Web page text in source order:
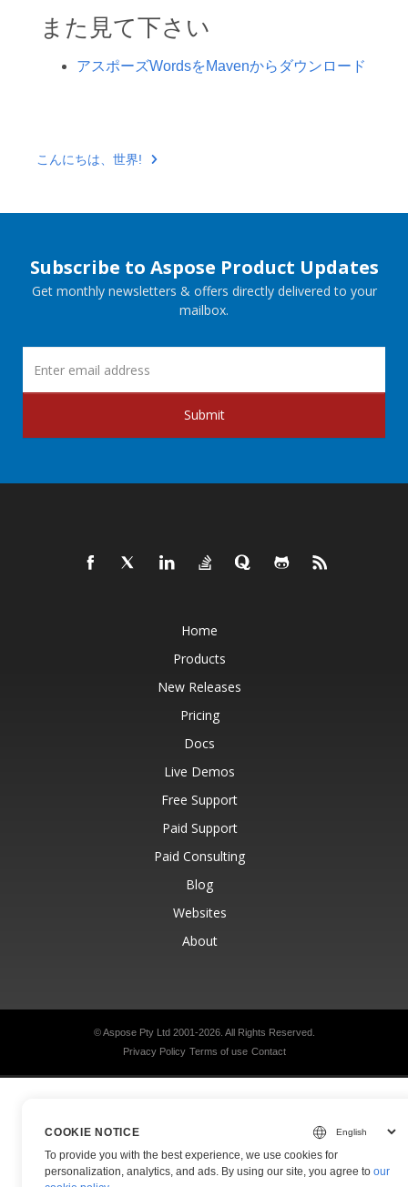
また見て下さい
アスポーズWordsをMavenからダウンロード
こんにちは、世界!
Subscribe to Aspose Product Updates
Get monthly newsletters & offers directly delivered to your
mailbox.
Submit
Home
Products
New Releases
Pricing
Docs
Live Demos
Free Support
Paid Support
Paid Consulting
Blog
Websites
About
© Aspose Pty Ltd 2001-2026. All Rights Reserved.
Privacy Policy Terms of use Contact
COOKIE NOTICE
To provide you with the best experience, we use cookies for
personalization, analytics, and ads. By using our site, you agree toour